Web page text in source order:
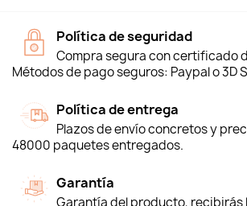
Política de seguridad
Compra segura con certificado
Métodos de pago seguros: Paypal o 3D
Política de entrega
Plazos de envío concretos y
48000 paquetes entregados.
Garantía
Garantía del producto, recibirás